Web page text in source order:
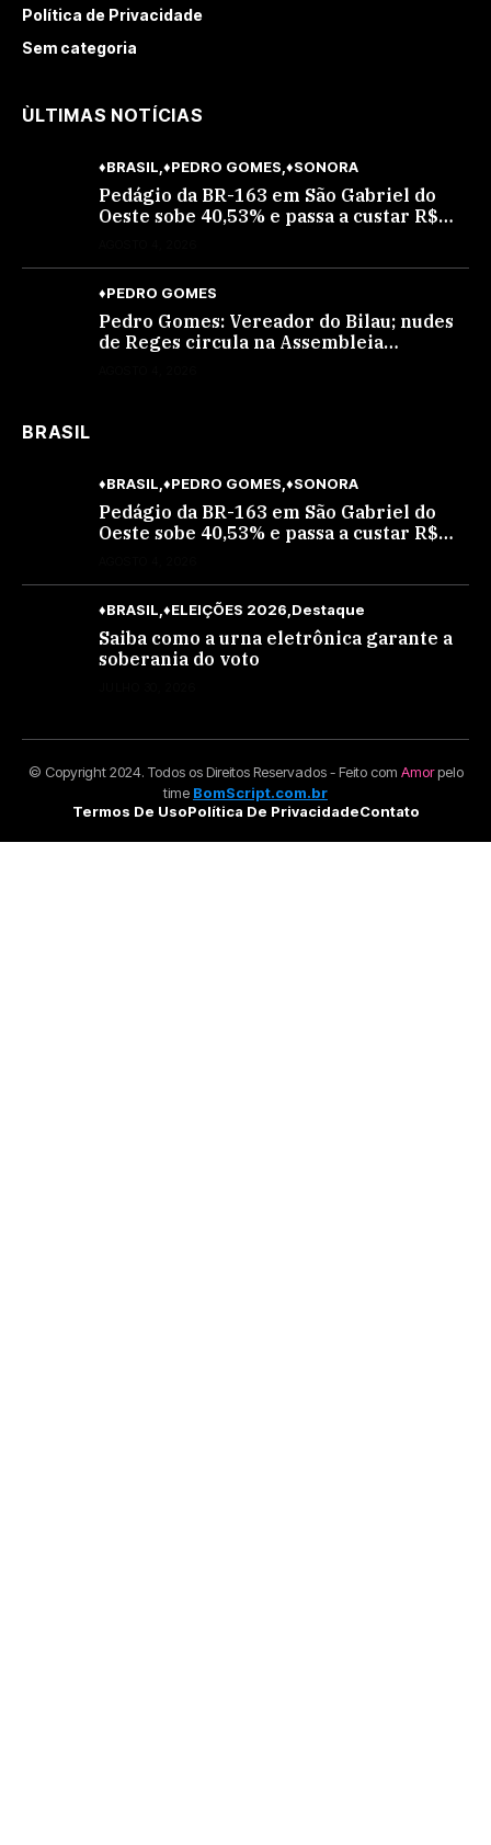
Política de Privacidade
Sem categoria
ÙLTIMAS NOTÍCIAS
♦BRASIL ♦PEDRO GOMES ♦SONORA
Pedágio da BR-163 em São Gabriel do
Oeste sobe 40,53% e passa a custar R$
♦PEDRO GOMES
Pedro Gomes: Vereador do Bilau; nudes
de Reges circula na Assembleia
BRASIL
♦BRASIL ♦PEDRO GOMES ♦SONORA
Pedágio da BR-163 em São Gabriel do
Oeste sobe 40,53% e passa a custar R$
♦BRASIL ♦ELEIÇÕES 2026 Destaque
Saiba como a urna eletrônica garante a
soberania do voto
© Copyright 2024. Todos os Direitos Reservados - Feito com Amorpelo
time BomScript.com.br
Termos De UsoPolítica De PrivacidadeContato